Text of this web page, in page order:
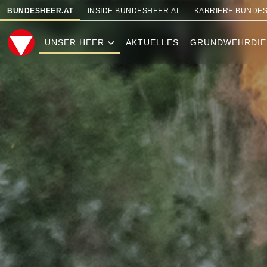
SKIPLINKS
BUNDESHEER.AT INSIDE.BUNDESHEER.AT
UNSER HEER AKTUELLES